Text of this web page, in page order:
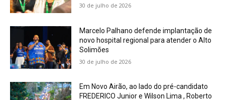
30 de julho de 2026
Marcelo Palhano defende implantação de
novo hospital regional para atender o Alto
Solimões
30 de julho de 2026
Em Novo Airão, ao lado do pré-candidato
FREDERICO Junior e Wilson Lima , Roberto